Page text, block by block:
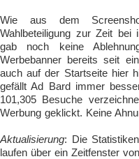
Wie aus dem
Wahlbeteiligung zur Zeit bei
gab noch keine
Werbebanner bereits seit
auch auf der Startseite hier
gefällt Ad Bard immer
101,305 Besuche
Werbung geklickt. Keine
Aktualisierung: Die
laufen über ein Zeitfenster